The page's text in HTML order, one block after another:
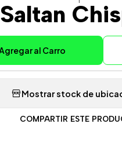
Saltan
al Carro
Mostrar stock de
COMPARTIR ESTE